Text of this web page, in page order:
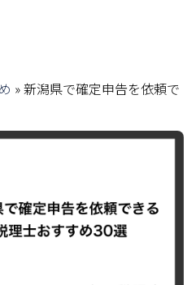
»新潟県で確定申告を依頼で